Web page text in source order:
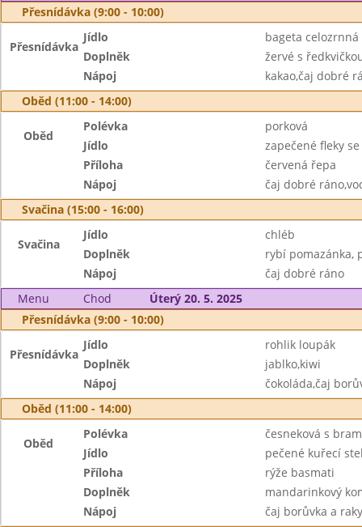
Přesnídávka (9:00 - 10:00)
Přesnídávka
Jídlo
bageta celozrnná
Doplněk
žervé s
Nápoj
kakao,čaj dobré
Oběd (11:00 - 14:00)
Oběd
Polévka
porková
Jídlo
zapečené fleky
Příloha
červená řepa
Nápoj
čaj dobré
Svačina (15:00 - 16:00)
Svačina
Jídlo
chléb
Doplněk
rybí pomazánka,
Nápoj
čaj dobré ráno
Menu
Chod
Úterý 20. 5. 2025
Přesnídávka (9:00 - 10:00)
Přesnídávka
Jídlo
rohlik loupák
Doplněk
jablko,kiwi
Nápoj
čokoláda,čaj
Oběd (11:00 - 14:00)
Oběd
Polévka
česneková s
Jídlo
pečené kuřecí
Příloha
rýže basmati
Doplněk
mandarinkový
Nápoj
čaj borůvka a